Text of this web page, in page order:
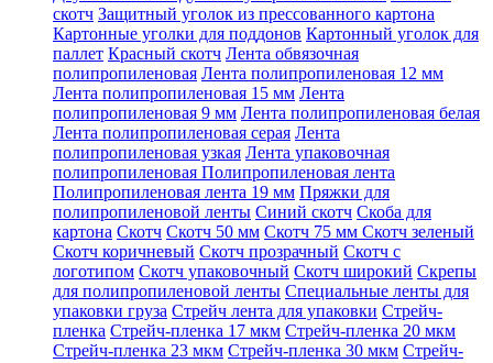
скотч Защитный уголок из прессованного картона
Картонные уголки для поддонов Картонный уголок для
паллет Красный скотч Лента обвязочная
полипропиленовая Лента полипропиленовая 12 мм
Лента полипропиленовая 15 мм Лента
полипропиленовая 9 мм Лента полипропиленовая белая
Лента полипропиленовая серая Лента
полипропиленовая узкая Лента упаковочная
полипропиленовая Полипропиленовая лента
Полипропиленовая лента 19 мм Пряжки для
полипропиленовой ленты Синий скотч Скоба для
картона Скотч Скотч 50 мм Скотч 75 мм Скотч зеленый
Скотч коричневый Скотч прозрачный Скотч с
логотипом Скотч упаковочный Скотч широкий Скрепы
для полипропиленовой ленты Специальные ленты для
упаковки груза Стрейч лента для упаковки Стрейч-
пленка Стрейч-пленка 17 мкм Стрейч-пленка 20 мкм
Стрейч-пленка 23 мкм Стрейч-пленка 30 мкм Стрейч-